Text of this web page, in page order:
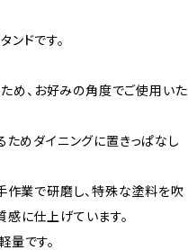
ドです。
め、お好みの角度でご使用いた
ためダイニングに置きっぱなし
作業で研磨し、特殊な塗料を吹
感に仕上げています。
量です。